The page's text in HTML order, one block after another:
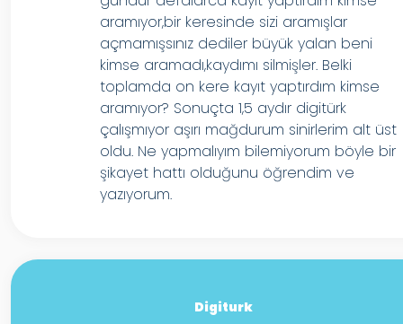
aramıyor,bir keresinde sizi aramışlar
açmamışsınız dediler büyük yalan beni
kimse aramadı,kaydımı silmişler. Belki
toplamda on kere kayıt yaptırdım kimse
aramıyor? Sonuçta 1,5 aydır digitürk
çalışmıyor aşırı mağdurum sinirlerim alt üst
oldu. Ne yapmalıyım bilemiyorum böyle bir
şikayet hattı olduğunu öğrendim ve
yazıyorum.
Digiturk